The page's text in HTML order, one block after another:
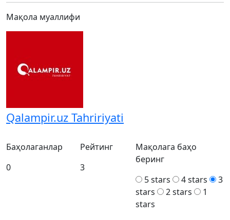
Мақола муаллифи
Qalampir.uz Tahririyati
Баҳолаганлар
0
Рейтинг
3
Мақолага баҳо
беринг
5 stars
4 stars
3
stars
2 stars
1
stars